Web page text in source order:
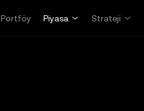
Portföy
Piyasa Strateji